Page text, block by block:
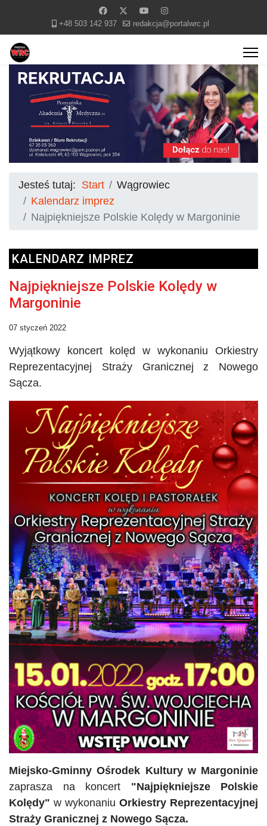
+48 503 142 937 redakcja@portalwrc.pl
Jesteś tutaj: Start
Wągrowiec
Kalendarz imprez
Najpiękniejsze Polskie Kolędy w Margoninie
KALENDARZ IMPREZ
Najpiękniejsze Polskie Kolędy w
Margoninie
07 styczeń 2022
Wyjątkowy koncert kolęd w wykonaniu Orkiestry
Reprezentacyjnej Straży Granicznej z Nowego
Sącza.
Miejsko-Gminny Ośrodek Kultury w Margoninie
zaprasza na koncert "Najpiękniejsze Polskie
Kolędy" w wykonaniu Orkiestry Reprezentacyjnej
Straży Granicznej z Nowego Sącza.